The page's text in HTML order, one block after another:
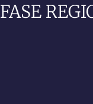
FASE